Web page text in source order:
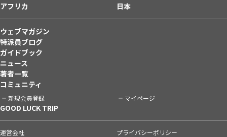
アフリカ
日本
ウェブマガジン
特派員ブログ
ガイドブック
ニュース
著者一覧
コミュニティ
新規会員登録 マイページ
GOOD LUCK TRIP
運営会社
プライバシーポリシー